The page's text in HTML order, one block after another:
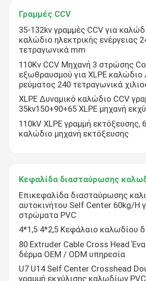
Αφήστε ένα
We bellen je snel
υποβολή
Γραμμές CCV
35-132kv γραμμές CCV για
καλώδιο ηλεκτρικής ενέργειας
τετραγωνικά mm
110Kv CCV Μηχανή 3 στρώσης
εξωθραυσμού για XLPE
ρεύματος 240 τετραγωνικά
XLPE Δυναμικό καλώδιο CCV
35kv150+90+65 XLPE μηχανή
110kV XLPE γραμμή εκτόξευσης,
καλώδιο μηχανή εκτόξευσης
Κεφαλίδα διασταύρωσης
Επικεφαλίδα διασταύρωσης
αυτοκινήτου Self Center 60kg/H
στρώματα PVC
4*1,5 4*2,5 Κεφάλαιο καλωδίου
80 Extruder Cable Cross Head
δέρμα OEM / ODM υπηρεσία
U7 U14 Self Center Crosshead
γραμμή εκχύλισης καλωδίων